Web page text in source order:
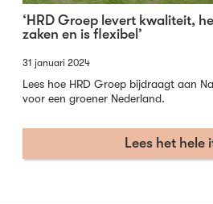
‘HRD Groep levert kwaliteit,
zaken en is flexibel’
31 januari 2024
Lees hoe HRD Groep bijdraagt aan
voor een groener Nederland.
Lees het hele